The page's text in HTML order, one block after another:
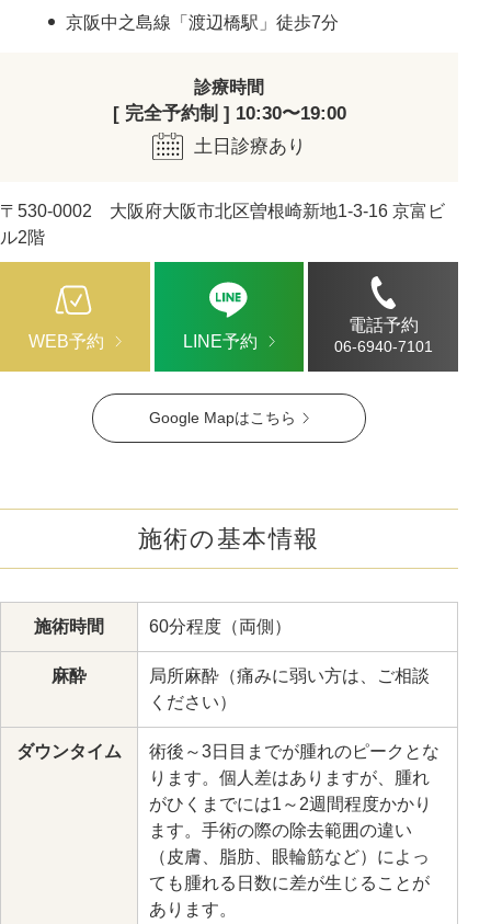
Google Mapはこちら
京阪中之島線「渡辺橋駅」徒歩7分
診療時間
[ 完全予約制 ] 10:30〜19:00
土日診療あり
〒530-0002 大阪府大阪市北区曽根崎新地1-3-16 京富ビ
ル2階
WEB予約 LINE予約
電話予約
06-6940-7101
施術の基本情報
施術時間 60分程度（両側）
麻酔
局所麻酔（痛みに弱い方は、ご相談
ください）
ダウンタイム
術後～3日目までが腫れのピークとな
ります。個人差はありますが、腫れ
がひくまでには1～2週間程度かかり
ます。手術の際の除去範囲の違い
（皮膚、脂肪、眼輪筋など）によっ
ても腫れる日数に差が生じることが
あります。